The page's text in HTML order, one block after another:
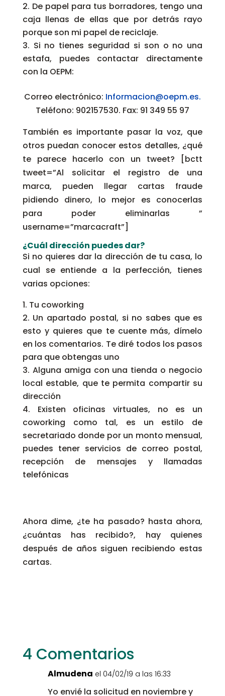
De papel para tus borradores, tengo una
caja llenas de ellas que por detrás rayo
porque son mi papel de reciclaje.
Si no tienes seguridad si son o no una
estafa, puedes contactar directamente
con la OEPM:
Correo electrónico: Informacion@oepm.es.
Teléfono: 902157530. Fax: 91 349 55 97
También es importante pasar la voz, que
otros puedan conocer estos detalles, ¿qué
te parece hacerlo con un tweet? [bctt
tweet=”Al solicitar el registro de una
marca, pueden llegar cartas fraude
pidiendo dinero, lo mejor es conocerlas
para poder eliminarlas ”
username=”marcacraft”]
¿Cuál dirección puedes dar?
Si no quieres dar la dirección de tu casa, lo
cual se entiende a la perfección, tienes
varias opciones:
Tu coworking
Un apartado postal, si no sabes que es
esto y quieres que te cuente más, dímelo
en los comentarios. Te diré todos los pasos
para que obtengas uno
Alguna amiga con una tienda o negocio
local estable, que te permita compartir su
dirección
Existen oficinas virtuales, no es un
coworking como tal, es un estilo de
secretariado donde por un monto mensual,
puedes tener servicios de correo postal,
recepción de mensajes y llamadas
telefónicas
Ahora dime, ¿te ha pasado? hasta ahora,
¿cuántas has recibido?, hay quienes
después de años siguen recibiendo estas
cartas.
4 Comentarios
Almudena el 04/02/19 a las 16:33
Yo envié la solicitud en noviembre y